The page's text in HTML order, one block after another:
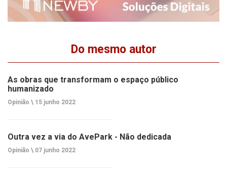
Do mesmo autor
As obras que transformam o espaço público
humanizado
Opinião \ 15 junho 2022
Outra vez a via do AvePark - Não dedicada
Opinião \ 07 junho 2022